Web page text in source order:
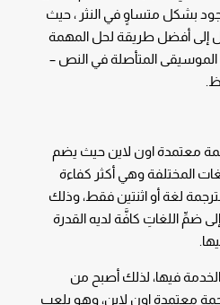
بشكل متساوٍ في النثر ، حيث
إلى أفضل طريقة لحل المهمة
الموسيقى المتأصلة في النص –
معتمدة اون لاين حيث يضم
المختلفة وهي أكثر كفاءة
لغة أو اثنتين فقط، وذلك
اللغاتِ كافَّة لديه القدرة
فيها، لذلك أصبح من
معتمدة اون لاين، وهو يلعب